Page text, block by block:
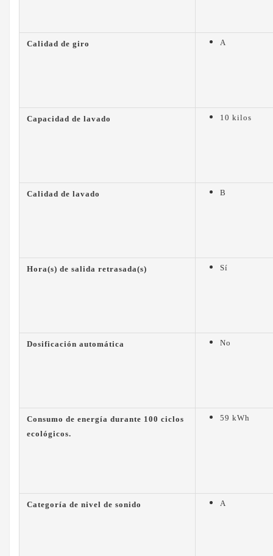
Calidad de giro A
Capacidad de lavado 10 kilos
Calidad de lavado B
Hora(s) de salida retrasada(s) Sí
Dosificación automática No
Consumo de energía durante 100 ciclos
ecológicos.
59 kWh
Categoría de nivel de sonido A